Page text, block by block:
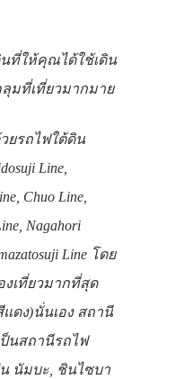
ที่ให้คุณได้ใช้เดิน
มที่เที่ยวมากมาย
รถไฟใต้ดิน
Line,
Chuo Line,
Nagahori
Line โดย
เที่ยวมากที่สุด
แดง)นั่นเอง สถานี
ป็นสถานีรถไฟ
นัมบะ, ชินไซบา